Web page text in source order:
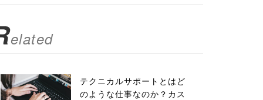
elated
テクニカルサポートとはど
のような仕事なのか？カス